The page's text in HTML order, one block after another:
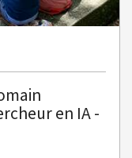
en IA -